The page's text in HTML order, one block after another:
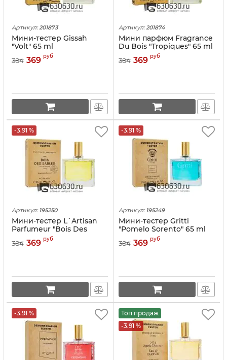
Артикул: 201873
Мини-тестер Gissah
"Volt" 65 ml
384 369 руб
Артикул: 201874
Мини парфюм Fragrance
Du Bois "Tropiques" 65 ml
384 369 руб
-3.91 %
Артикул: 195250
Мини-тестер L`Artisan
Parfumeur "Bois Des
Sables" 65 ml
384 369 руб
-3.91 %
Артикул: 195249
Мини-тестер Gritti
"Pomelo Sorento" 65 ml
384 369 руб
-3.91 %
Топ продаж
-3.91 %